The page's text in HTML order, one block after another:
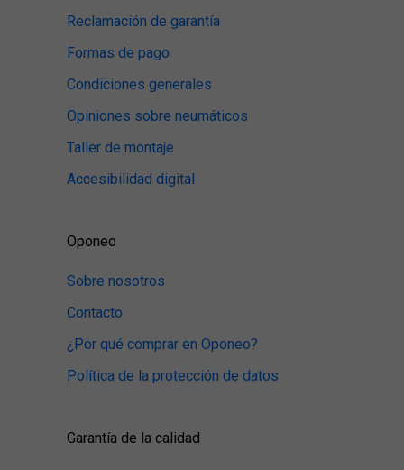
Reclamación de garantía
Formas de pago
Condiciones generales
Opiniones sobre neumáticos
Taller de montaje
Accesibilidad digital
Oponeo
Sobre nosotros
Contacto
¿Por qué comprar en Oponeo?
Política de la protección de datos
Garantía de la calidad